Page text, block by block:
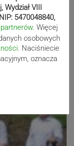
ulicą
Patrol…
share
VIII
5470048840,
. Więcej
osobowych
. Naciśniecie
oznacza